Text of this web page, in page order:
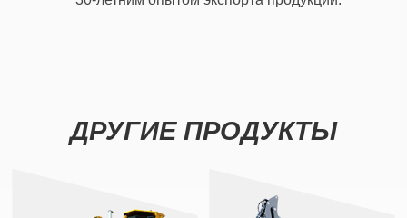
ДРУГИЕ ПРОДУКТЫ